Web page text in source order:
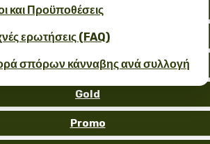
και Προϋποθέσεις
ερωτήσεις (FAQ)
σπόρων κάνναβης ανά συλλογή
Auto
Fem
Reg
Gold
Promo